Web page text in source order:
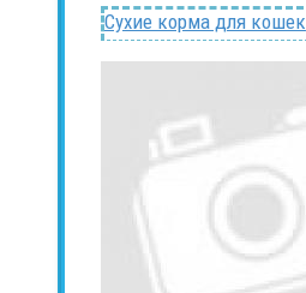
Сухие корма для кошек